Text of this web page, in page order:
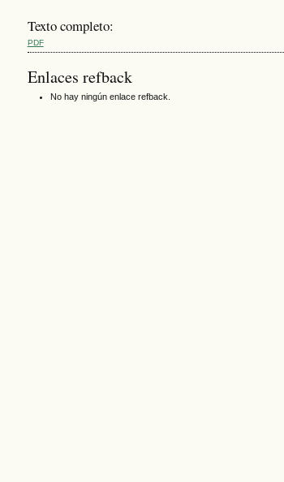
Texto completo:
PDF
Enlaces refback
No hay ningún enlace refback.